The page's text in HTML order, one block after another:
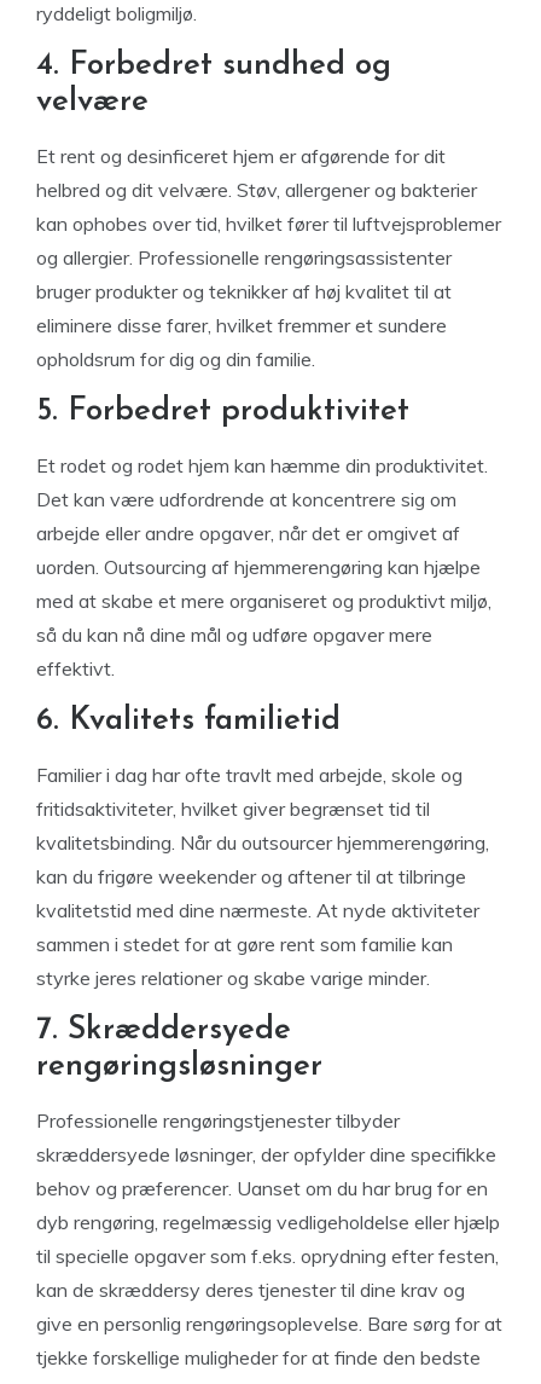
ryddeligt boligmiljø.
4. Forbedret sundhed og
velvære
Et rent og desinficeret hjem er afgørende for dit
helbred og dit velvære. Støv, allergener og bakterier
kan ophobes over tid, hvilket fører til luftvejsproblemer
og allergier. Professionelle rengøringsassistenter
bruger produkter og teknikker af høj kvalitet til at
eliminere disse farer, hvilket fremmer et sundere
opholdsrum for dig og din familie.
5. Forbedret produktivitet
Et rodet og rodet hjem kan hæmme din produktivitet.
Det kan være udfordrende at koncentrere sig om
arbejde eller andre opgaver, når det er omgivet af
uorden. Outsourcing af hjemmerengøring kan hjælpe
med at skabe et mere organiseret og produktivt miljø,
så du kan nå dine mål og udføre opgaver mere
effektivt.
6. Kvalitets familietid
Familier i dag har ofte travlt med arbejde, skole og
fritidsaktiviteter, hvilket giver begrænset tid til
kvalitetsbinding. Når du outsourcer hjemmerengøring,
kan du frigøre weekender og aftener til at tilbringe
kvalitetstid med dine nærmeste. At nyde aktiviteter
sammen i stedet for at gøre rent som familie kan
styrke jeres relationer og skabe varige minder.
7. Skræddersyede
rengøringsløsninger
Professionelle rengøringstjenester tilbyder
skræddersyede løsninger, der opfylder dine specifikke
behov og præferencer. Uanset om du har brug for en
dyb rengøring, regelmæssig vedligeholdelse eller hjælp
til specielle opgaver som f.eks. oprydning efter festen,
kan de skræddersy deres tjenester til dine krav og
give en personlig rengøringsoplevelse. Bare sørg for at
tjekke forskellige muligheder for at finde den bedste